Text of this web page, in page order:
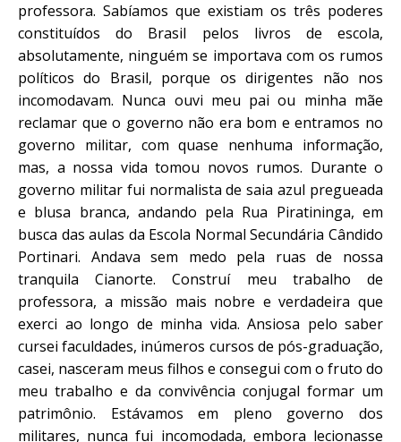
professora. Sabíamos que existiam os três poderes
constituídos do Brasil pelos livros de escola,
absolutamente, ninguém se importava com os rumos
políticos do Brasil, porque os dirigentes não nos
incomodavam. Nunca ouvi meu pai ou minha mãe
reclamar que o governo não era bom e entramos no
governo militar, com quase nenhuma informação,
mas, a nossa vida tomou novos rumos. Durante o
governo militar fui normalista de saia azul pregueada
e blusa branca, andando pela Rua Piratininga, em
busca das aulas da Escola Normal Secundária Cândido
Portinari. Andava sem medo pela ruas de nossa
tranquila Cianorte. Construí meu trabalho de
professora, a missão mais nobre e verdadeira que
exerci ao longo de minha vida. Ansiosa pelo saber
cursei faculdades, inúmeros cursos de pós-graduação,
casei, nasceram meus filhos e consegui com o fruto do
meu trabalho e da convivência conjugal formar um
patrimônio. Estávamos em pleno governo dos
militares, nunca fui incomodada, embora lecionasse